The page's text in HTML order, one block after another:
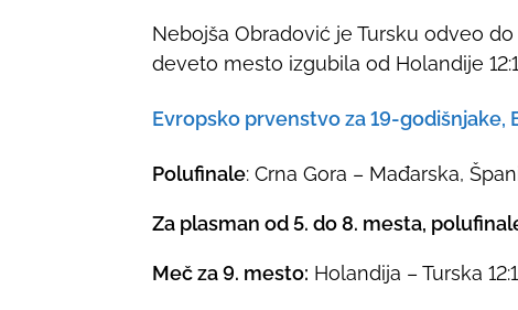
Nebojša Obradović je Tursku odveo
deveto mesto izgubila od Holandije
Evropsko prvenstvo za 19-godišnjake,
Polufinale: Crna Gora – Mađarska,
Za plasman od 5. do 8. mesta,
Meč za 9. mesto: Holandija – Turska